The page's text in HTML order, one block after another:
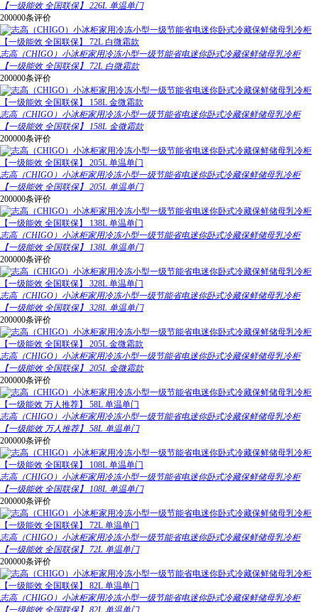
【一级能效 全国联保】 226L 单温单门
200000条评价
志高（CHIGO）小冰柜家用冷冻小型一级节能省电迷你卧式冷藏保鲜储母乳冷柜
【一级能效 全国联保】 72L 白微霜款
200000条评价
志高（CHIGO）小冰柜家用冷冻小型一级节能省电迷你卧式冷藏保鲜储母乳冷柜
【一级能效 全国联保】 158L 金微霜款
200000条评价
志高（CHIGO）小冰柜家用冷冻小型一级节能省电迷你卧式冷藏保鲜储母乳冷柜
【一级能效 全国联保】 205L 单温单门
200000条评价
志高（CHIGO）小冰柜家用冷冻小型一级节能省电迷你卧式冷藏保鲜储母乳冷柜
【一级能效 全国联保】 138L 单温单门
200000条评价
志高（CHIGO）小冰柜家用冷冻小型一级节能省电迷你卧式冷藏保鲜储母乳冷柜
【一级能效 全国联保】 328L 单温单门
200000条评价
志高（CHIGO）小冰柜家用冷冻小型一级节能省电迷你卧式冷藏保鲜储母乳冷柜
【一级能效 全国联保】 205L 金微霜款
200000条评价
志高（CHIGO）小冰柜家用冷冻小型一级节能省电迷你卧式冷藏保鲜储母乳冷柜
【一级能效 万人推荐】 58L 单温单门
200000条评价
志高（CHIGO）小冰柜家用冷冻小型一级节能省电迷你卧式冷藏保鲜储母乳冷柜
【一级能效 全国联保】 108L 单温单门
200000条评价
志高（CHIGO）小冰柜家用冷冻小型一级节能省电迷你卧式冷藏保鲜储母乳冷柜
【一级能效 全国联保】 72L 单温单门
200000条评价
志高（CHIGO）小冰柜家用冷冻小型一级节能省电迷你卧式冷藏保鲜储母乳冷柜
【一级能效 全国联保】 82L 单温单门